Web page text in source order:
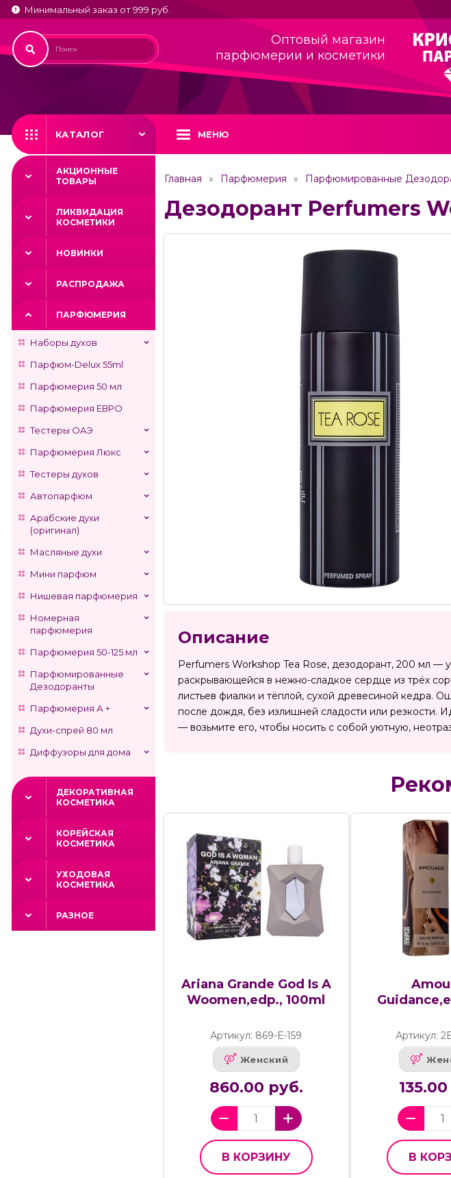
Минимальный заказ от 999 руб.
Оптовый магазин
парфюмерии и косметики
КАТАЛОГ МЕНЮ
АКЦИОННЫЕ
ТОВАРЫ
ЛИКВИДАЦИЯ
КОСМЕТИКИ
НОВИНКИ
РАСПРОДАЖА
ПАРФЮМЕРИЯ
Наборы духов
Парфюм-Delux 55ml
Парфюмерия 50 мл
Парфюмерия ЕВРО
Тестеры ОАЭ
Парфюмерия Люкс
Тестеры духов
Автопарфюм
Арабские духи
(оригинал)
Масляные духи
Мини парфюм
Нишевая парфюмерия
Номерная
парфюмерия
Парфюмерия 50-125 мл
Парфюмированные
Дезодоранты
Парфюмерия А +
Духи-спрей 80 мл
Диффузоры для дома
ДЕКОРАТИВНАЯ
КОСМЕТИКА
КОРЕЙСКАЯ
КОСМЕТИКА
УХОДОВАЯ
КОСМЕТИКА
РАЗНОЕ
Главная Парфюмерия Парфюмированные
Дезодорант Perfumers
Описание
Perfumers Workshop Tea Rose, дезодорант, 200 мл
раскрывающейся в нежно-сладкое сердце из трёх
листьев фиалки и тёплой, сухой древесиной кедра.
после дождя, без излишней сладости или резкости.
— возьмите его, чтобы носить с собой уютную,
Ariana Grande God Is A
Woomen,edp., 100ml
Артикул: 869-Е-159
Женский
860.00 руб.
В КОРЗИНУ
Артикул:
В